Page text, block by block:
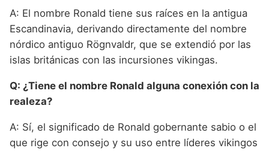
A: El nombre Ronald tiene sus raíces en la antigua
Escandinavia, derivando directamente del nombre
nórdico antiguo Rögnvaldr, que se extendió por las
islas británicas con las incursiones vikingas.
Q: ¿Tiene el nombre Ronald alguna conexión con la
realeza?
A: Sí, el significado de Ronald gobernante sabio o el
que rige con consejo y su uso entre líderes vikingos